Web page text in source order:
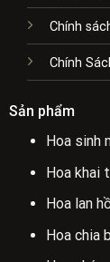
Chính
Chính
Sản phẩm
Hoa sinh
Hoa khai
Hoa lan
Hoa chia